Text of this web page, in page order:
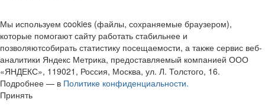
Мы используем cookies (файлы, сохраняемые браузером),
которые помогают сайту работать стабильнее и
позволяютсобирать статистику посещаемости, а также сервис веб-
аналитики Яндекс Метрика, предоставляемый компанией ООО
«ЯНДЕКС», 119021, Россия, Москва, ул. Л. Толстого, 16.
Подробнее — в Политике конфиденциальности.
Принять